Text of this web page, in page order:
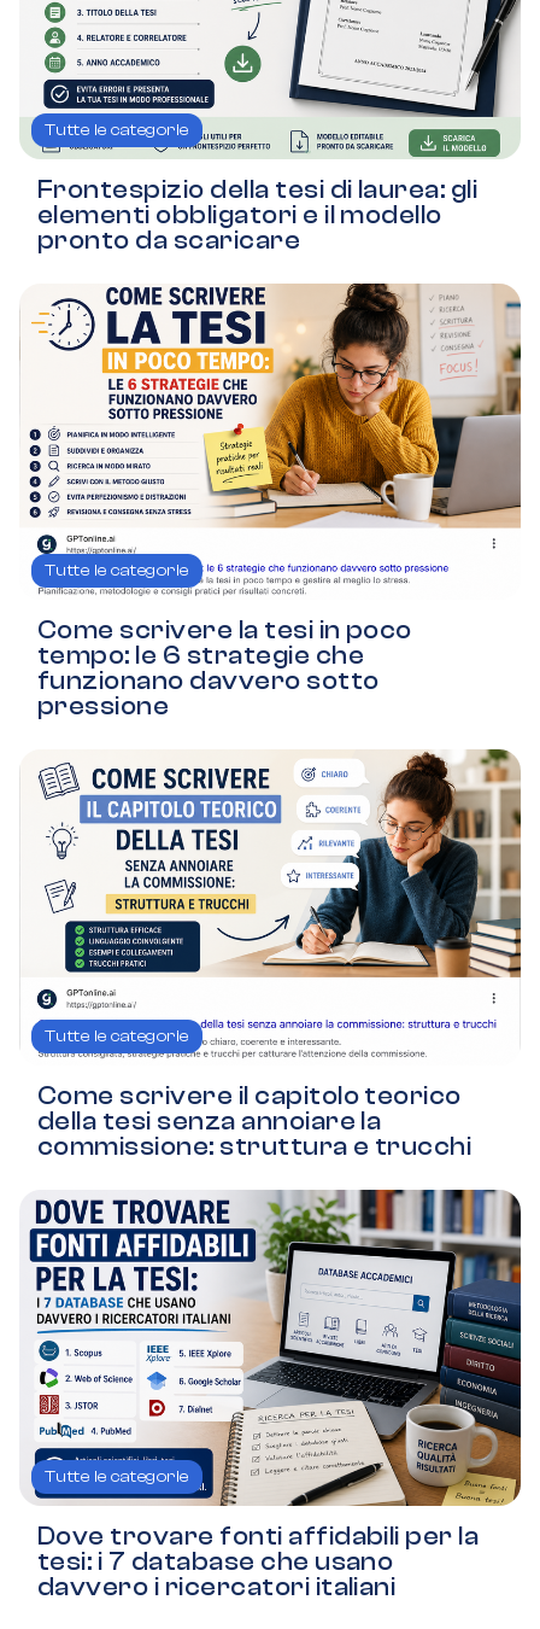
Tutte le categorie
Frontespizio della tesi di laurea: gli
elementi obbligatori e il modello
pronto da scaricare
Tutte le categorie
Come scrivere la tesi in poco
tempo: le 6 strategie che
funzionano davvero sotto
pressione
Tutte le categorie
Come scrivere il capitolo teorico
della tesi senza annoiare la
commissione: struttura e trucchi
Tutte le categorie
Dove trovare fonti affidabili per la
tesi: i 7 database che usano
davvero i ricercatori italiani